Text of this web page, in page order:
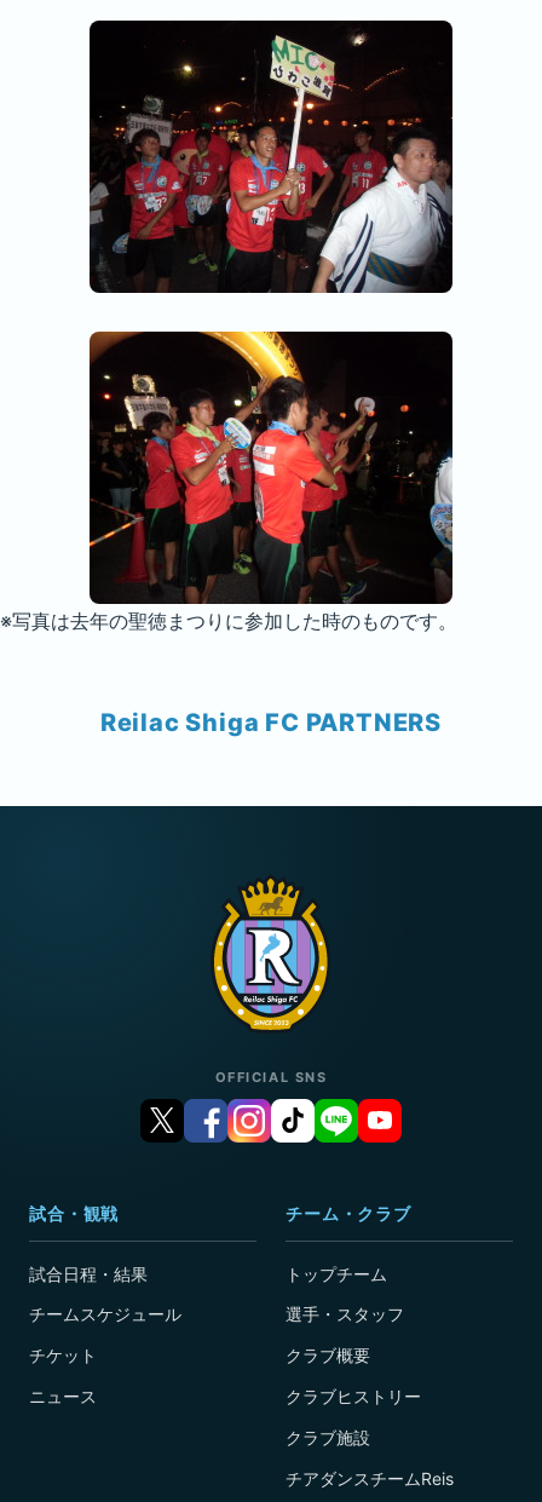
※写真は去年の聖徳まつりに参加した時のものです。
Reilac Shiga FC PARTNERS
OFFICIAL SNS
試合・観戦
試合日程・結果
チームスケジュール
チケット
ニュース
チーム・クラブ
トップチーム
選手・スタッフ
クラブ概要
クラブヒストリー
クラブ施設
チアダンスチームReis